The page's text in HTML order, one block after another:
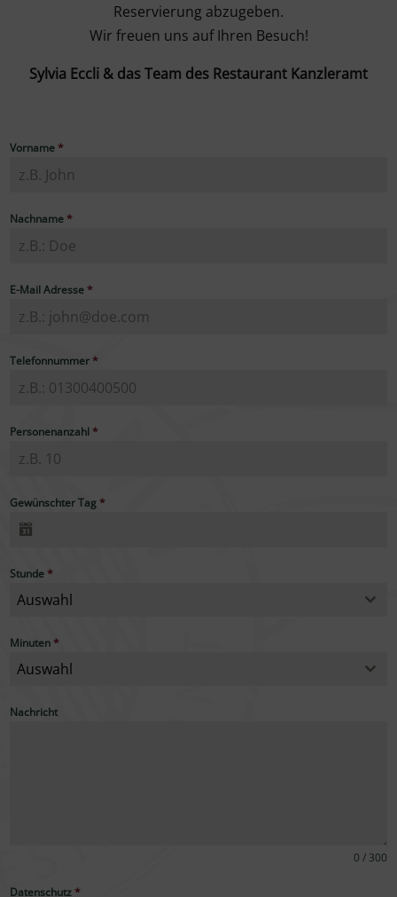
Reservierung abzugeben.
Wir freuen uns auf Ihren Besuch!
Sylvia Eccli & das Team des Restaurant Kanzleramt
Vorname*
Nachname*
E-Mail Adresse*
Telefonnummer*
Personenanzahl*
Gewünschter Tag*
Stunde*
Auswahl
Minuten*
Auswahl
Nachricht
0 / 300
Datenschutz*